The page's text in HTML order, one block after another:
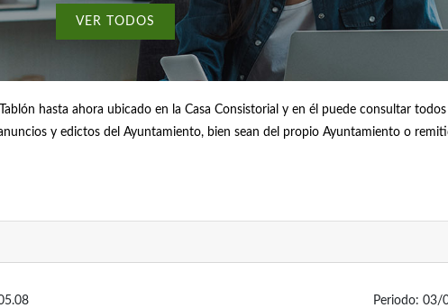
VER TODOS
hasta ahora ubicado en la Casa Consistorial y en él puede consultar
y edictos del Ayuntamiento, bien sean del propio Ayuntamiento o
Periodo: 03/